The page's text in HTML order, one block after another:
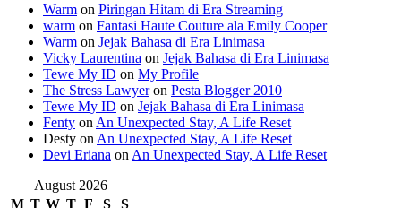
Warm on Piringan Hitam di Era Streaming
warm on Fantasi Haute Couture ala Emily Cooper
Warm on Jejak Bahasa di Era Linimasa
Vicky Laurentina on Jejak Bahasa di Era Linimasa
Tewe My ID on My Profile
The Stress Lawyeron Pesta Blogger 2010
Tewe My ID on Jejak Bahasa di Era Linimasa
Fenty on An Unexpected Stay, A Life Reset
Desty on An Unexpected Stay, A Life Reset
Devi Eriana on An Unexpected Stay, A Life Reset
August 2026
M T W T F S
S